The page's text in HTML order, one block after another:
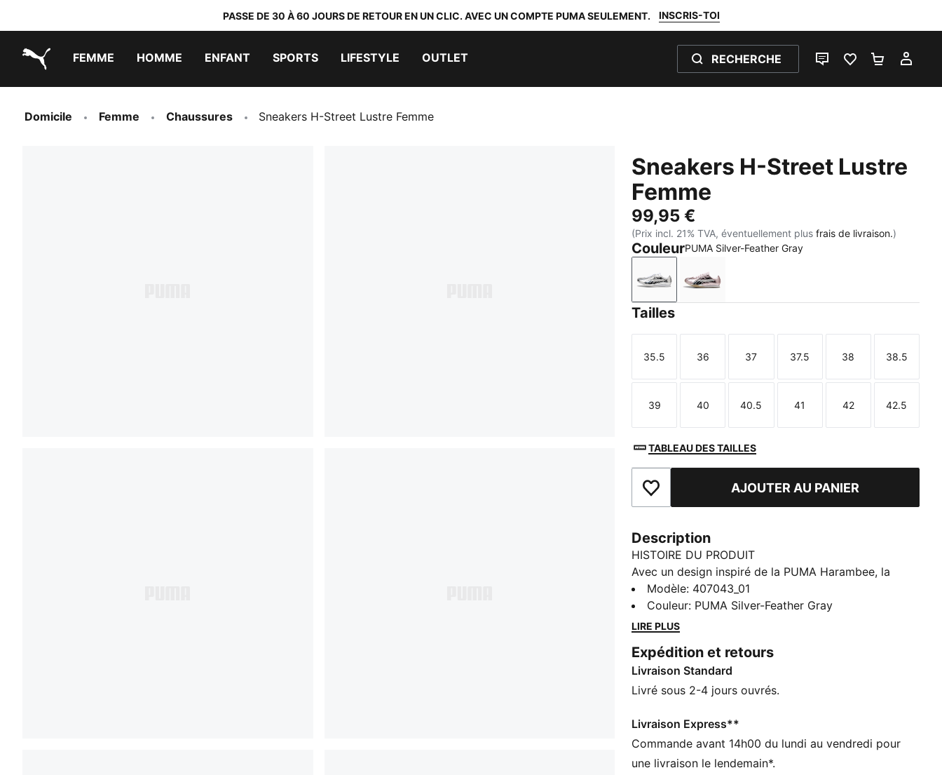
PASSE DE 30 À 60 JOURS DE RETOUR EN UN CLIC. AVEC UN COMPTE PUMA SEULEMENT. INSCRIS-TOI
FEMME HOMME ENFANT SPORTS LIFESTYLE OUTLET RECHERCHE
LIVE CHATFAVORIS 0PANIER 0
Domicile Femme Chaussures Sneakers H-Street Lustre Femme
Sneakers H-Street Lustre
Femme
99,95 €
(Prix incl. 21% TVA, éventuellement plusfrais de livraison.)
CouleurPUMA Silver-Feather Gray
PUMA Silver-Feather Gray
Powder Pink-Birch
Tailles
Taille
35.5
Taille
36
Taille
37
Taille
37.5
Taille
38
Taille
38.5
Taille
39
Taille
40
Taille
40.5
Taille
41
Taille
42
Taille
42.5
TABLEAU DES TAILLES
Ajouter aux favorisAJOUTER AU PANIER
Description
HISTOIRE DU PRODUIT
Avec un design inspiré de la PUMA Harambee, la
pointe d'athlétisme iconique des années 2000, la H-
Street est une icône intemporelle. Les sneakers H-
Street Lustre allient avec brio codes des années 2000
DÉTAILS
Conçu pour : Lifestyle par PUMA
Largeur : régulière
Talon : Talon plat
Base et superpositions avec fini métallisé effet
craquelé
Modèle: 407043_01
Couleur: PUMA Silver-Feather Gray
LIRE PLUS
Expédition et retours
Livraison Standard
Livré sous 2-4 jours ouvrés.
Livraison Express**
Commande avant 14h00 du lundi au vendredi pour
une livraison le lendemain*.